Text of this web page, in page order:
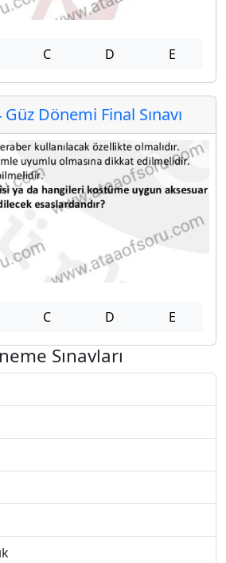
C D E
Dönemi Final Sınavı
C D E
Sınavları